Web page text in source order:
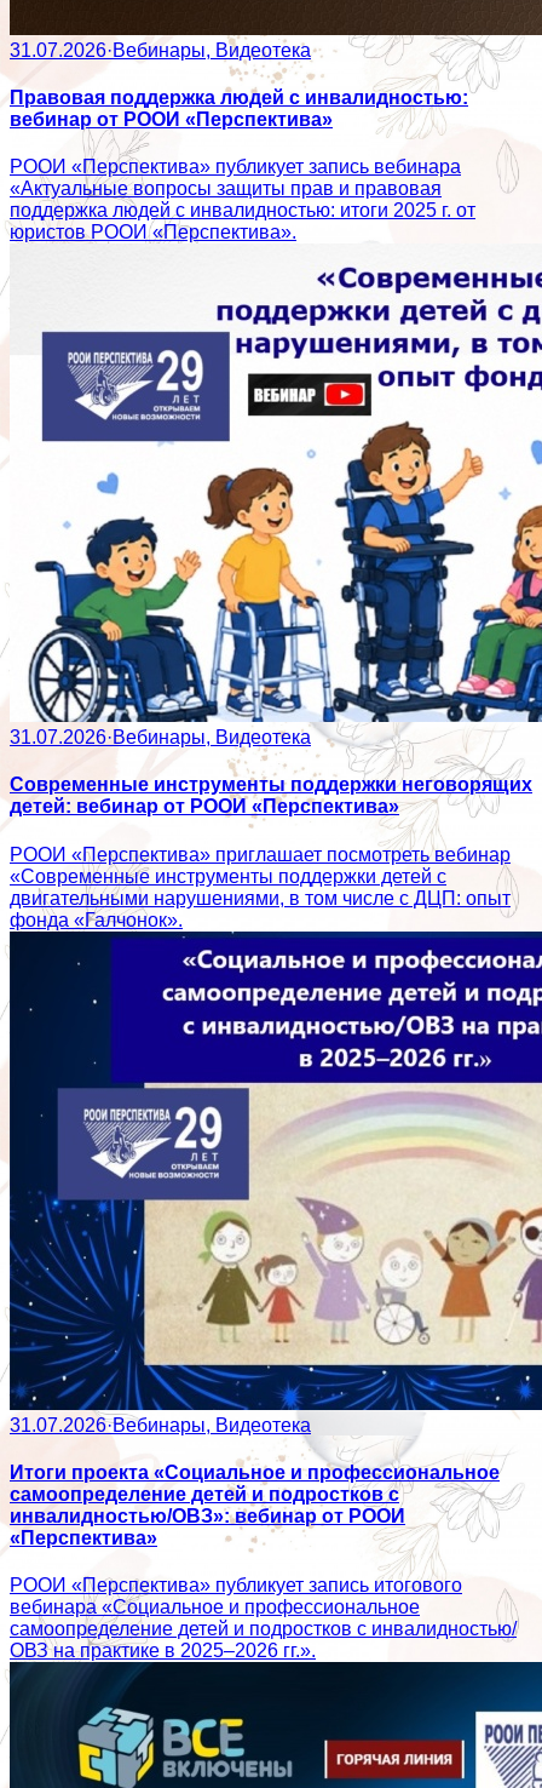
31.07.2026·Вебинары, Видеотека
Правовая поддержка людей с инвалидностью:
вебинар от РООИ «Перспектива»
РООИ «Перспектива» публикует запись вебинара
«Актуальные вопросы защиты прав и правовая
поддержка людей с инвалидностью: итоги 2025 г. от
юристов РООИ «Перспектива».
31.07.2026·Вебинары, Видеотека
Современные инструменты поддержки неговорящих
детей: вебинар от РООИ «Перспектива»
РООИ «Перспектива» приглашает посмотреть вебинар
«Современные инструменты поддержки детей с
двигательными нарушениями, в том числе с ДЦП: опыт
фонда «Галчонок».
31.07.2026·Вебинары, Видеотека
Итоги проекта «Социальное и профессиональное
самоопределение детей и подростков с
инвалидностью/ОВЗ»: вебинар от РООИ
«Перспектива»
РООИ «Перспектива» публикует запись итогового
вебинара «Социальное и профессиональное
самоопределение детей и подростков с инвалидностью/
ОВЗ на практике в 2025–2026 гг.».